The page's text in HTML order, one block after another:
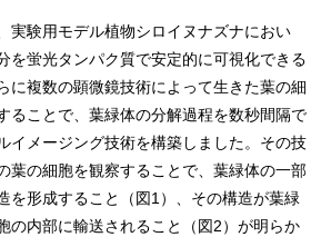
実験用モデル植物シロイヌナズナにおい
を蛍光タンパク質で安定的に可視化できる
に複数の顕微鏡技術によって生きた葉の細
ることで、葉緑体の分解過程を数秒間隔で
イメージング技術を構築しました。その技
葉の細胞を観察することで、葉緑体の一部
を形成すること（図1）、その構造が葉緑
の内部に輸送されること（図2）が明らか